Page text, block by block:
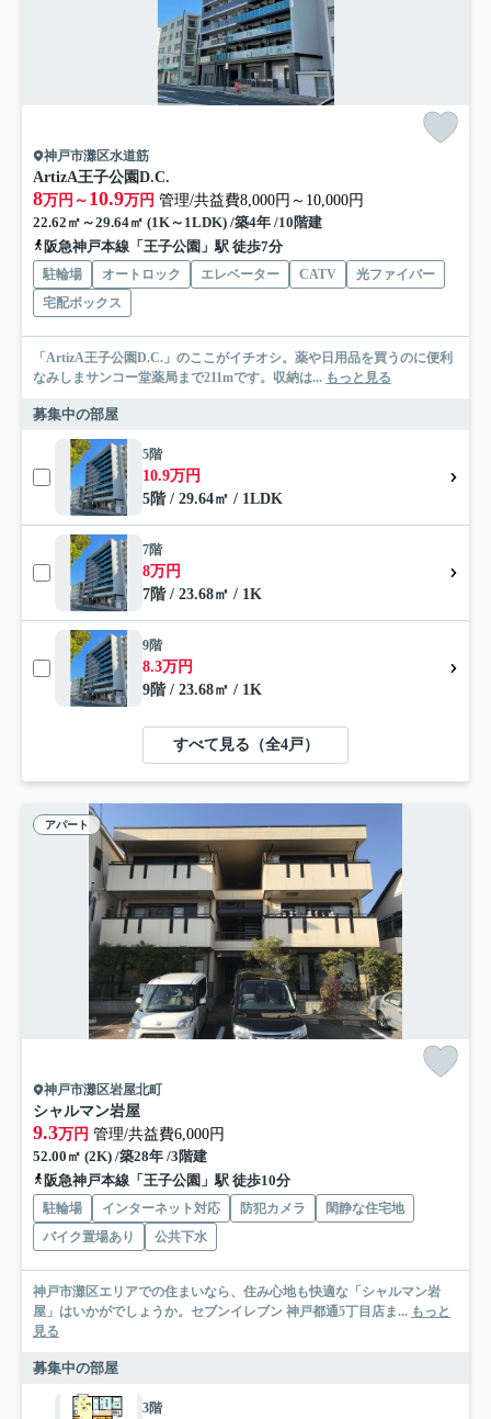
神戸市灘区水道筋
ArtizA王子公園D.C.
8万円～ 10.9万円 管理/共益費8,000円～10,000円
22.62㎡～29.64㎡ (1K～1LDK) /築4年 /10階建
阪急神戸本線「王子公園」駅 徒歩7分
駐輪場 オートロック エレベーター CATV
光ファイバー
宅配ボックス
「ArtizA王子公園D.C.」のここがイチオシ。薬や日用品を買うのに便利
なみしまサンコー堂薬局まで211mです。収納は... もっと見る
募集中の部屋
5階
10.9万円
5階 / 29.64㎡ / 1LDK
7階
8万円
7階 / 23.68㎡ / 1K
9階
8.3万円
9階 / 23.68㎡ / 1K
すべて見る（全4戸）
アパート
神戸市灘区岩屋北町
シャルマン岩屋
9.3万円 管理/共益費6,000円
52.00㎡ (2K) /築28年 /3階建
阪急神戸本線「王子公園」駅 徒歩10分
駐輪場 インターネット対応 防犯カメラ
閑静な住宅地
バイク置場あり
公共下水
神戸市灘区エリアでの住まいなら、住み心地も快適な「シャルマン岩
屋」はいかがでしょうか。セブンイレブン 神戸都通5丁目店ま... もっと
見る
募集中の部屋
3階